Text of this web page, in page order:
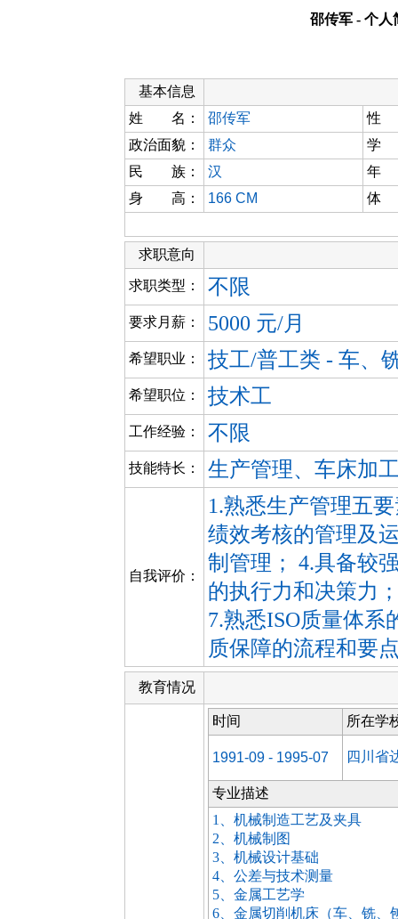
邵传军 - 个人
基本信息
姓 名：
邵传军
性
政治面貌：
群众
学
民 族：
汉
年
身 高：
166 CM 体
求职意向
求职类型： 不限
要求月薪： 5000 元/月
希望职业： 技工/普工类 - 车、
希望职位： 技术工
工作经验： 不限
技能特长： 生产管理、车床加
自我评价：
1.熟悉生产管理五
绩效考核的管理及
制管理； 4.具备较
的执行力和决策力
7.熟悉ISO质量体系
质保障的流程和要
教育情况
时间 所在学
1991-09 - 1995-07 四川省
专业描述
1、机械制造工艺及夹具
2、机械制图
3、机械设计基础
4、公差与技术测量
5、金属工艺学
6、金属切削机床（车、铣